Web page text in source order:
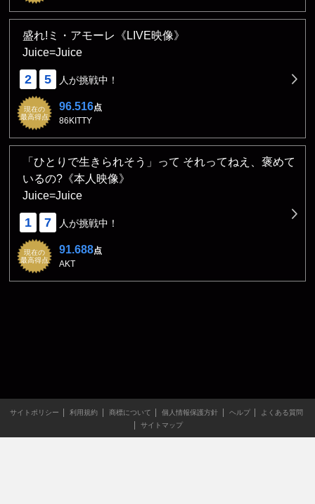
盛れ!ミ・アモーレ《LIVE映像》
Juice=Juice
2 5 人が挑戦中！
現在の
最高得点
96.516点
86KITTY
「ひとりで生きられそう」って それってねえ、褒めて
いるの?《本人映像》
Juice=Juice
1 7 人が挑戦中！
現在の
最高得点
91.688点
AKT
サイトポリシー 利用規約 商標について 個人情報保護方針 ヘルプ
よくある質問
サイトマップ